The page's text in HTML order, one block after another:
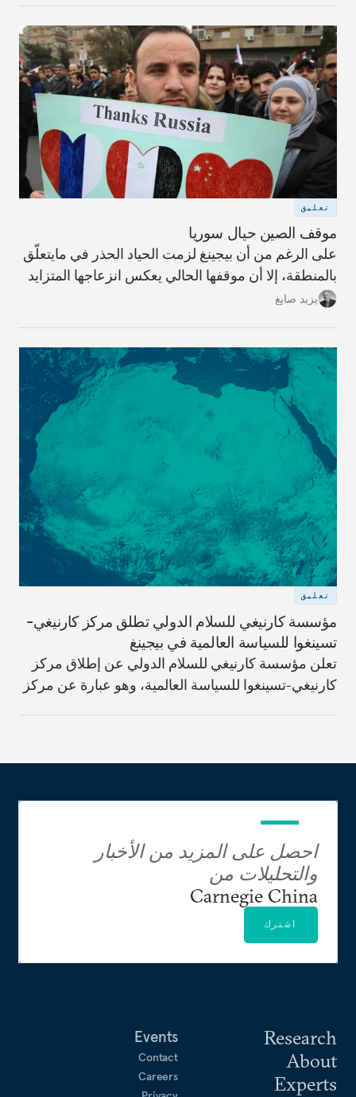
تعليق
موقف الصين حيال سوريا
على الرغم من أن بيجينغ لزمت الحياد الحذر في مايتعلّق
بالمنطقة، إلا أن موقفها الحالي يعكس انزعاجها المتزايد
مما تعتبره سياسةً أميركيةً هدفها سدّ الطريق أمام
يزيد صايغ
تعليق
مؤسسة كارنيغي للسلام الدولي تطلق مركز كارنيغي-
تسينغوا للسياسة العالمية في بيجينغ
تعلن مؤسسة كارنيغي للسلام الدولي عن إطلاق مركز
كارنيغي-تسينغوا للسياسة العالمية، وهو عبارة عن مركز
Research
About
Experts
Events
Contact
Careers
احصل على المزيد من الأخبار
والتحليلات من
Carnegie China
اشترك